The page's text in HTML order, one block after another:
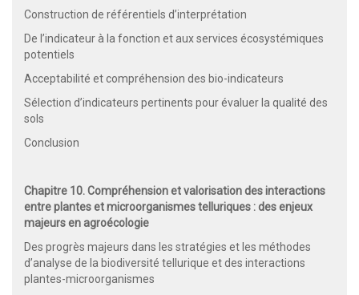
Construction de référentiels d’interprétation
De l’indicateur à la fonction et aux services écosystémiques
potentiels
Acceptabilité et compréhension des bio-indicateurs
Sélection d’indicateurs pertinents pour évaluer la qualité des
sols
Conclusion
Chapitre 10. Compréhension et valorisation des interactions
entre plantes et microorganismes telluriques : des enjeux
majeurs en agroécologie
Des progrès majeurs dans les stratégies et les méthodes
d’analyse de la biodiversité tellurique et des interactions
plantes-microorganismes